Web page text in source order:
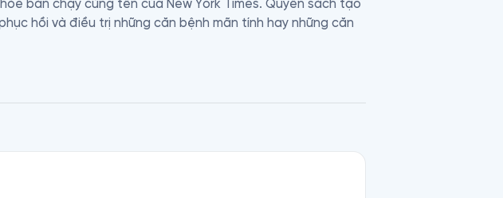
bán chạy cùng tên của New York Times. Quyển sách tạo
hồi và điều trị những căn bệnh mãn tính hay những căn